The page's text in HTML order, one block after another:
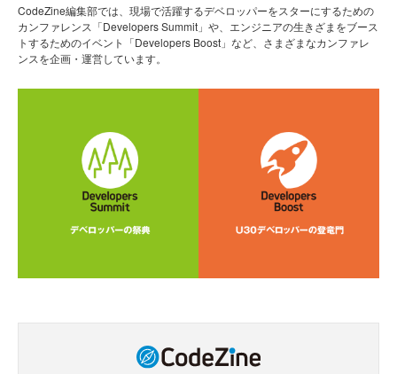
CodeZine編集部では、現場で活躍するデベロッパーをスターにするための
カンファレンス「Developers Summit」や、エンジニアの生きざまをブース
トするためのイベント「Developers Boost」など、さまざまなカンファレ
ンスを企画・運営しています。